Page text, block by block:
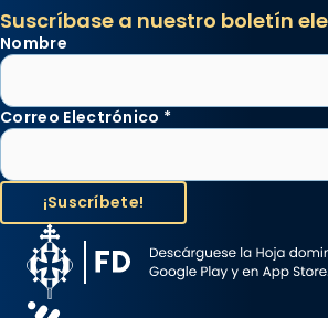
Suscríbase a nuestro boletín
Nombre
Correo Electrónico *